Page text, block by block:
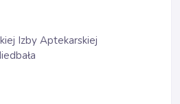
Izby Aptekarskiej